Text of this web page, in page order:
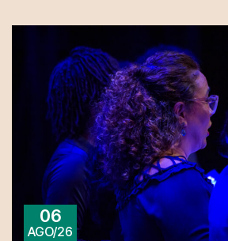
06
AGO/26